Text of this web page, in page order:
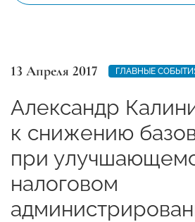
13 Апреля 2017 ГЛАВНЫЕ
Александр
к снижению
при
налоговом